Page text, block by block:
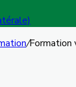
/Formation